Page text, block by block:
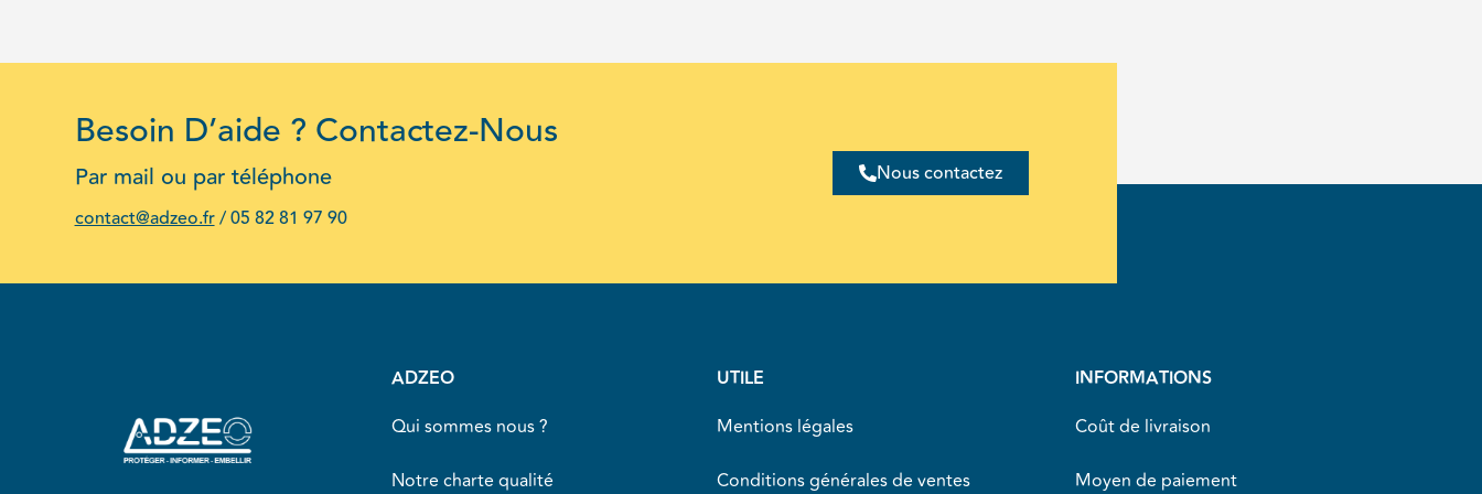
Besoin D’aide ? Contactez-Nous
Par mail ou par téléphone
contact@adzeo.fr/05 82 81 97 90
Nous contactez
ADZEO
Qui sommes nous ?
Notre charte qualité
UTILE
Mentions légales
Conditions générales de ventes
INFORMATIONS
Coût de livraison
Moyen de paiement